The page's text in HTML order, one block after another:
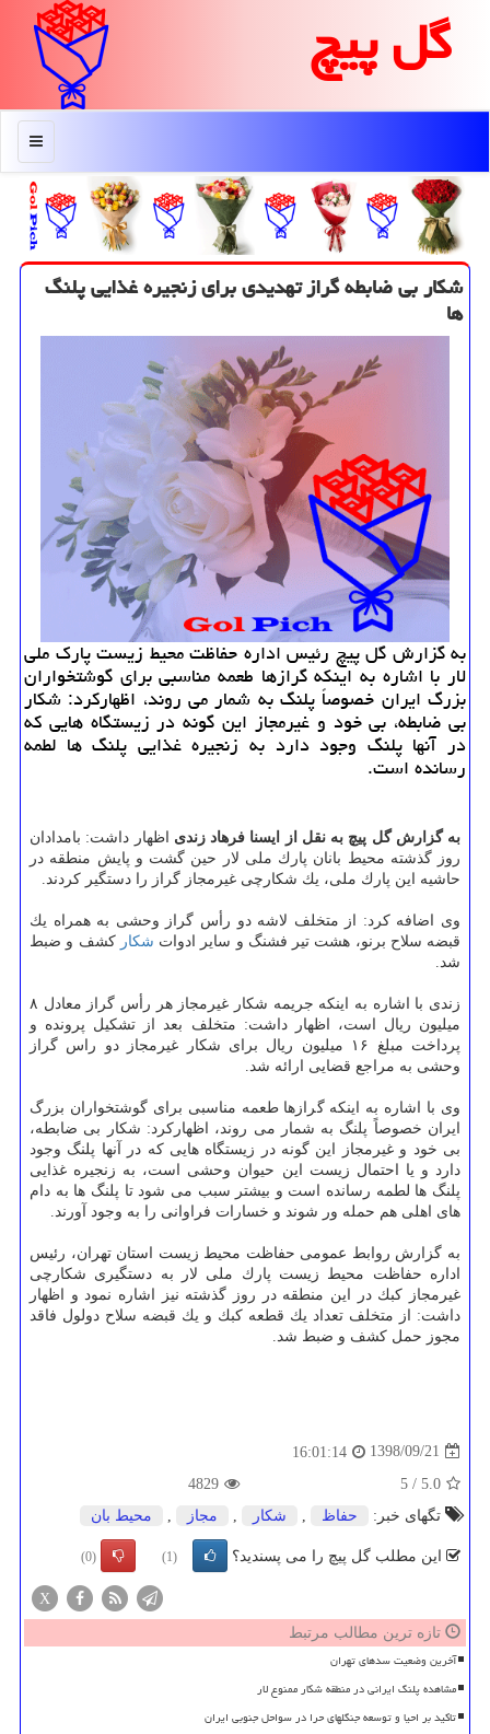
گل پیچ
منو
شكار بی ضابطه گراز تهدیدی برای زنجیره غذایی پلنگ
ها
به گزارش گل پیچ رئیس اداره حفاظت محیط زیست پارك ملی
لار با اشاره به اینكه گرازها طعمه مناسبی برای گوشتخواران
بزرگ ایران خصوصاً پلنگ به شمار می روند، اظهاركرد: شكار
بی ضابطه، بی خود و غیرمجاز این گونه در زیستگاه هایی كه
در آنها پلنگ وجود دارد به زنجیره غذایی پلنگ ها لطمه
رسانده است.
به گزارش گل پیچ به نقل از ایسنا فرهاد زندی اظهار داشت: بامدادان
روز گذشته محیط بانان پارك ملی لار حین گشت و پایش منطقه در
حاشیه این پارك ملی، یك شكارچی غیرمجاز گراز را دستگیر كردند.
وی اضافه كرد: از متخلف لاشه دو رأس گراز وحشی به همراه یك
قبضه سلاح برنو، هشت تیر فشنگ و سایر ادوات شكار كشف و ضبط
شد.
زندی با اشاره به اینكه جریمه شكار غیرمجاز هر رأس گراز معادل ۸
میلیون ریال است، اظهار داشت: متخلف بعد از تشكیل پرونده و
پرداخت مبلغ ۱۶ میلیون ریال برای شكار غیرمجاز دو راس گراز
وحشی به مراجع قضایی ارائه شد.
وی با اشاره به اینكه گرازها طعمه مناسبی برای گوشتخواران بزرگ
ایران خصوصاً پلنگ به شمار می روند، اظهاركرد: شكار بی ضابطه،
بی خود و غیرمجاز این گونه در زیستگاه هایی كه در آنها پلنگ وجود
دارد و یا احتمال زیست این حیوان وحشی است، به زنجیره غذایی
پلنگ ها لطمه رسانده است و بیشتر سبب می شود تا پلنگ ها به دام
های اهلی هم حمله ور شوند و خسارات فراوانی را به وجود آورند.
به گزارش روابط عمومی حفاظت محیط زیست استان تهران، رئیس
اداره حفاظت محیط زیست پارك ملی لار به دستگیری شكارچی
غیرمجاز كبك در این منطقه در روز گذشته نیز اشاره نمود و اظهار
داشت: از متخلف تعداد یك قطعه كبك و یك قبضه سلاح دولول فاقد
مجوز حمل كشف و ضبط شد.
1398/09/21
16:01:14
5.0
/
5
4829
تگهای خبر:
حفاظ , شكار , مجاز , محیط بان
این مطلب گل پیچ را می پسندید؟ (1)
(0)
X
تازه ترین مطالب مرتبط
آخرین وضعیت سدهای تهران
مشاهده پلنگ ایرانی در منطقه شکار ممنوع لار
تاکید بر احیا و توسعه جنگلهای حرا در سواحل جنوبی ایران